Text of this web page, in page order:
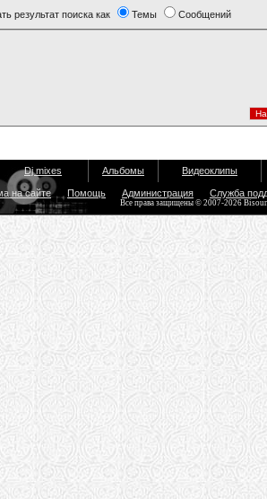
результат поиска как Темы Сообщений
Dj mixes Альбомы Видеоклипы
на сайте Помощь Администрация Служба
Все права защищены © 2007-2026